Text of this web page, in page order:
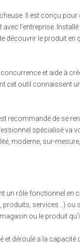
Il est conçu pour
l’entreprise. Installé
découvrir le produit en
et aide à
cet outil connaissent
recommandé de se
spécialisé va
moderne, sur-
un rôle fonctionnel en
services…) ou
ou le produit
déroulé a la capacité